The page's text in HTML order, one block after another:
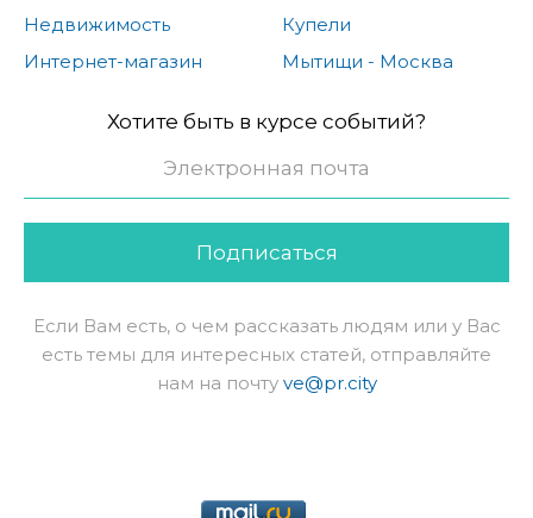
Недвижимость
Интернет-магазин
Купели
Мытищи - Москва
Хотите быть в курсе событий?
Подписаться
Если Вам есть, о чем рассказать людям или у Вас
есть темы для интересных статей, отправляйте
нам на почту ve@pr.city